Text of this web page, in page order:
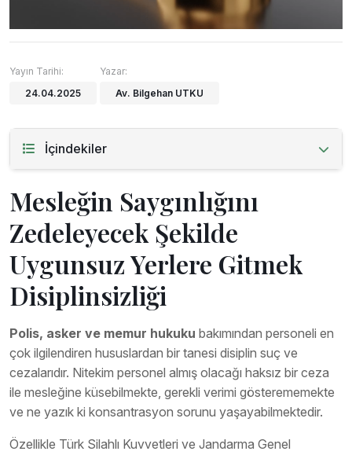
Yayın Tarihi:
24.04.2025
Yazar:
Av. Bilgehan UTKU
İçindekiler
Mesleğin Saygınlığını
Zedeleyecek Şekilde
Uygunsuz Yerlere Gitmek
Disiplinsizliği
Polis, asker ve memur hukuku bakımından personeli en
çok ilgilendiren hususlardan bir tanesi disiplin suç ve
cezalarıdır. Nitekim personel almış olacağı haksız bir ceza
ile mesleğine küsebilmekte, gerekli verimi gösterememekte
ve ne yazık ki konsantrasyon sorunu yaşayabilmektedir.
Özellikle Türk Silahlı Kuvvetleri ve Jandarma Genel